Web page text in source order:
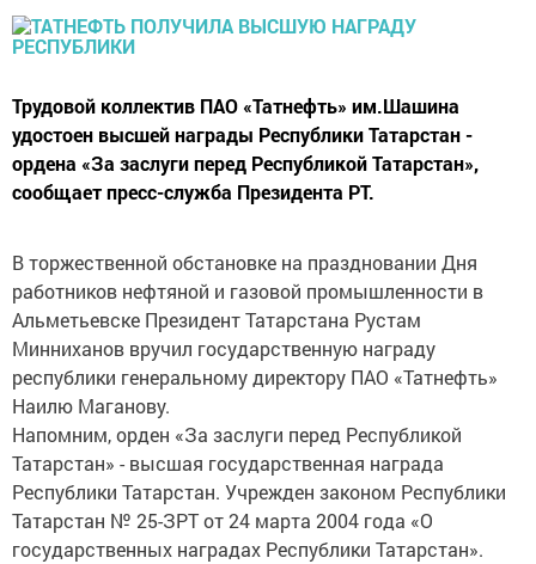
Трудовой коллектив ПАО «Татнефть» им.Шашина
удостоен высшей награды Республики Татарстан -
ордена «За заслуги перед Республикой Татарстан»,
сообщает пресс-служба Президента РТ.
В торжественной обстановке на праздновании Дня
работников нефтяной и газовой промышленности в
Альметьевске Президент Татарстана Рустам
Минниханов вручил государственную награду
республики генеральному директору ПАО «Татнефть»
Наилю Маганову.
Напомним, орден «За заслуги перед Республикой
Татарстан» - высшая государственная награда
Республики Татарстан. Учрежден законом Республики
Татарстан № 25-ЗРТ от 24 марта 2004 года «О
государственных наградах Республики Татарстан».